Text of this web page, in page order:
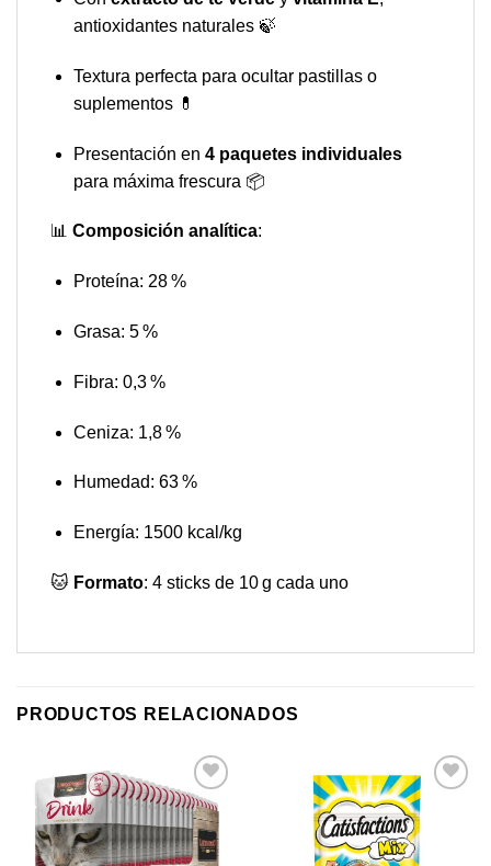
antioxidantes naturales 🍃
Textura perfecta para ocultar pastillas o
suplementos 💊
Presentación en 4 paquetes individuales
para máxima frescura 📦
📊 Composición analítica:
Proteína: 28 %
Grasa: 5 %
Fibra: 0,3 %
Ceniza: 1,8 %
Humedad: 63 %
Energía: 1500 kcal/kg
🐱 Formato: 4 sticks de 10 g cada uno
PRODUCTOS RELACIONADOS
Añadir
a mi